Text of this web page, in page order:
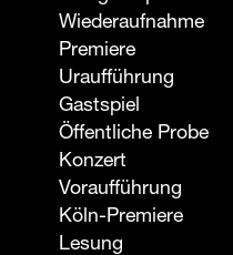
Wiederaufnahme
Premiere
Uraufführung
Gastspiel
Öffentliche Probe
Konzert
Voraufführung
Köln-Premiere
Lesung